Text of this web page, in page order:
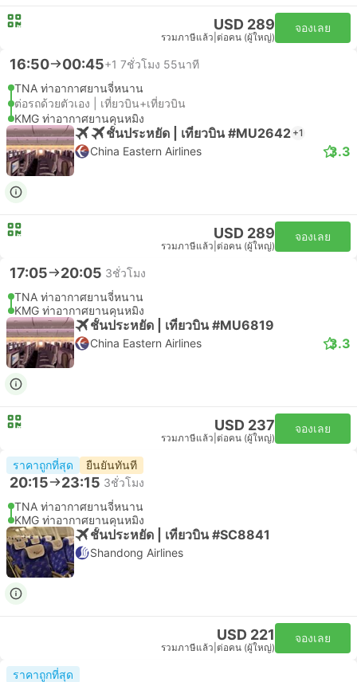
USD 289
รวมภาษีแล้ว ต่อคน (ผู้ใหญ่)
จองเลย
16:50 00:45+1 7ชั่วโมง 55นาที
TNA ท่าอากาศยานจี่หนาน
ต่อรถด้วยตัวเอง | เที่ยวบิน+เที่ยวบิน
KMG ท่าอากาศยานคุนหมิง
ชั้นประหยัด | เที่ยวบิน #MU2642 +1
China Eastern Airlines 3.3
USD 289
รวมภาษีแล้ว ต่อคน (ผู้ใหญ่)
จองเลย
17:05 20:05 3ชั่วโมง
TNA ท่าอากาศยานจี่หนาน
KMG ท่าอากาศยานคุนหมิง
ชั้นประหยัด | เที่ยวบิน #MU6819
China Eastern Airlines 3.3
USD 237
รวมภาษีแล้ว ต่อคน (ผู้ใหญ่)
จองเลย
ราคาถูกที่สุด ยืนยันทันที
20:15 23:15 3ชั่วโมง
TNA ท่าอากาศยานจี่หนาน
KMG ท่าอากาศยานคุนหมิง
ชั้นประหยัด | เที่ยวบิน #SC8841
Shandong Airlines
USD 221
รวมภาษีแล้ว ต่อคน (ผู้ใหญ่)
จองเลย
ราคาถูกที่สุด